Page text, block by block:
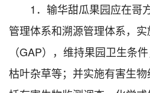
1．输华甜瓜果园应在哥
管理体系和溯源管理体系，
（GAP），维持果园卫生条
枯叶杂草等；并实施有害生